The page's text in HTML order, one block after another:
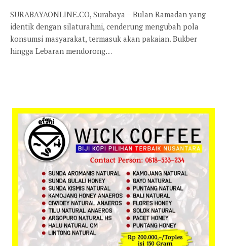
SURABAYAONLINE.CO, Surabaya – Bulan Ramadan yang
identik dengan silaturahmi, cenderung mengubah pola
konsumsi masyarakat, termasuk akan pakaian. Bukber
hingga Lebaran mendorong…